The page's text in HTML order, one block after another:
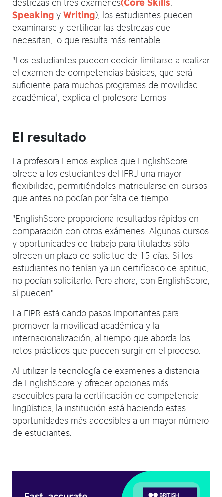
Speaking y Writing), los estudiantes pueden
examinarse y certificar las destrezas que
necesitan, lo que resulta más rentable.
"Los estudiantes pueden decidir limitarse a realizar
el examen de competencias básicas, que será
suficiente para muchos programas de movilidad
académica", explica el profesora Lemos.
El resultado
La profesora Lemos explica que EnglishScore
ofrece a los estudiantes del IFRJ una mayor
flexibilidad, permitiéndoles matricularse en cursos
que antes no podían por falta de tiempo.
"EnglishScore proporciona resultados rápidos en
comparación con otros exámenes. Algunos cursos
y oportunidades de trabajo para titulados sólo
ofrecen un plazo de solicitud de 15 días. Si los
estudiantes no tenían ya un certificado de aptitud,
no podían solicitarlo. Pero ahora, con EnglishScore,
sí pueden".
La FIPR está dando pasos importantes para
promover la movilidad académica y la
internacionalización, al tiempo que aborda los
retos prácticos que pueden surgir en el proceso.
Al utilizar la tecnología de examenes a distancia
de EnglishScore y ofrecer opciones más
asequibles para la certificación de competencia
lingüística, la institución está haciendo estas
oportunidades más accesibles a un mayor número
de estudiantes.